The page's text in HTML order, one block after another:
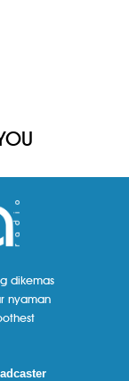
dikemas
nyaman